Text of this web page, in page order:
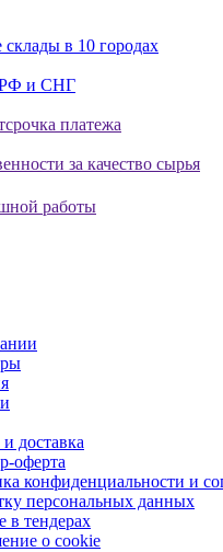
в 10 городах
РФ и СНГ
платежа
за качество сырья
работы
доставка
оферта
конфиденциальности и
персональных данных
в тендерах
о cookie